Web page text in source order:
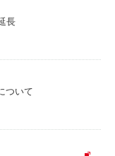
長
ついて